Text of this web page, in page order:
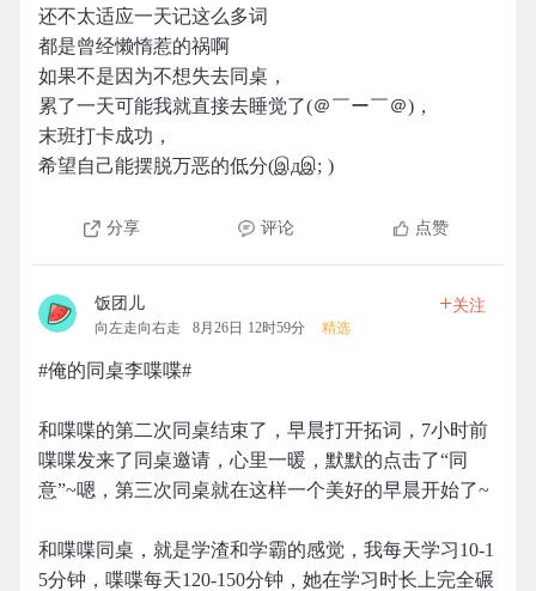
还不太适应一天记这么多词
都是曾经懒惰惹的祸啊
如果不是因为不想失去同桌，
累了一天可能我就直接去睡觉了(＠￣ー￣＠)，
末班打卡成功，
希望自己能摆脱万恶的低分(இдஇ; )
分享 评论 点赞
饭团儿
向左走向右走 8月26日 12时59分 精选
+关注
#俺的同桌李喋喋#
和喋喋的第二次同桌结束了，早晨打开拓词，7小时前
喋喋发来了同桌邀请，心里一暖，默默的点击了“同
意”~嗯，第三次同桌就在这样一个美好的早晨开始了~
和喋喋同桌，就是学渣和学霸的感觉，我每天学习10-1
5分钟，喋喋每天120-150分钟，她在学习时长上完全碾